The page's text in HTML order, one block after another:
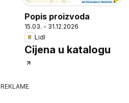
Popis proizvoda
15.03. - 31.12.2026
Lidl
Cijena u katalogu
REKLAME